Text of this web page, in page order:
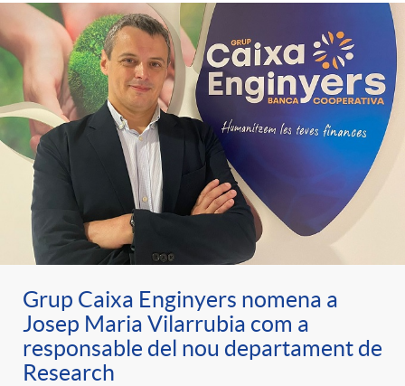
Grup Caixa Enginyers nomena a
Josep Maria Vilarrubia com a
responsable del nou departament de
Research